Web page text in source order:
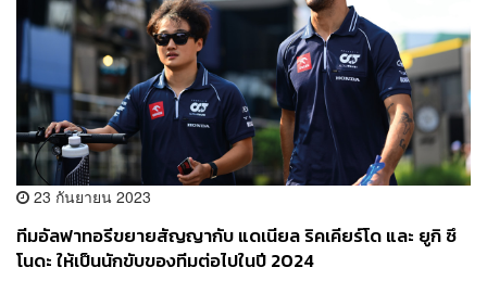
23 กันยายน 2023
ทีมอัลฟาทอรีขยายสัญญากับ แดเนียล ริคเคียร์โด และ ยูกิ ซึ
โนดะ ให้เป็นนักขับของทีมต่อไปในปี 2024